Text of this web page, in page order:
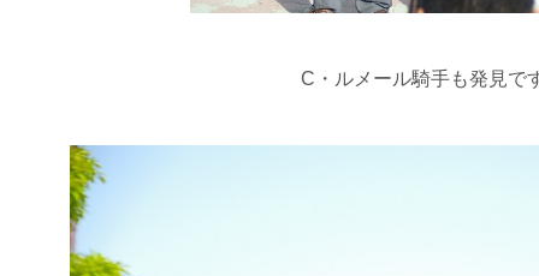
C・ルメール騎手も発見で